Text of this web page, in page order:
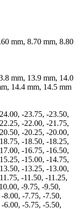
mm, 8.70 mm, 8.80
mm, 13.9 mm, 14.0
14.4 mm, 14.5 mm
-23.75, -23.50,
-22.00, -21.75,
-20.25, -20.00,
-18.50, -18.25,
-16.75, -16.50,
-15.00, -14.75,
-13.25, -13.00,
-11.50, -11.25,
-9.75, -9.50,
8.00, -7.75, -7.50,
6.00, -5.75, -5.50,